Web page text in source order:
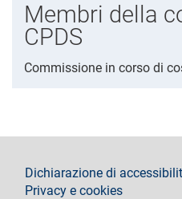
Membri della
CPDS
Commissione in corso di
footer
Dichiarazione di
Privacy e cookies